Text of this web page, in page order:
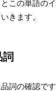
この単語の
きます。
詞
詞の確認です